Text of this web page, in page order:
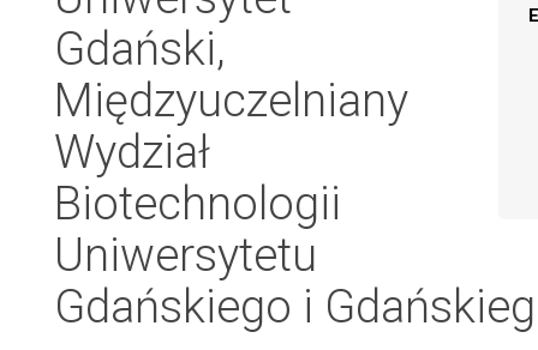
Gdański,
Międzyuczelniany
Wydział
Biotechnologii
Uniwersytetu
Gdańskiego i